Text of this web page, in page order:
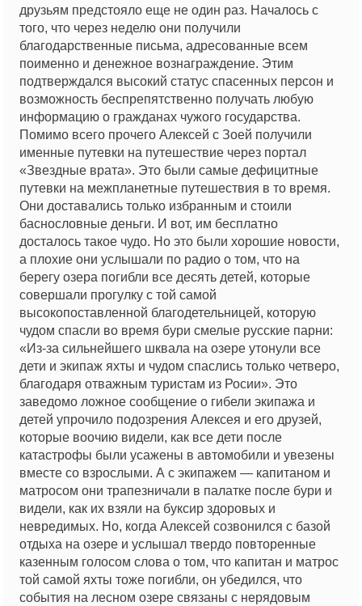
друзьям предстояло еще не один раз. Началось с
того, что через неделю они получили
благодарственные письма, адресованные всем
поименно и денежное вознаграждение. Этим
подтверждался высокий статус спасенных персон и
возможность беспрепятственно получать любую
информацию о гражданах чужого государства.
Помимо всего прочего Алексей с Зоей получили
именные путевки на путешествие через портал
«Звездные врата». Это были самые дефицитные
путевки на межпланетные путешествия в то время.
Они доставались только избранным и стоили
баснословные деньги. И вот, им бесплатно
досталось такое чудо. Но это были хорошие новости,
а плохие они услышали по радио о том, что на
берегу озера погибли все десять детей, которые
совершали прогулку с той самой
высокопоставленной благодетельницей, которую
чудом спасли во время бури смелые русские парни:
«Из-за сильнейшего шквала на озере утонули все
дети и экипаж яхты и чудом спаслись только четверо,
благодаря отважным туристам из Росии». Это
заведомо ложное сообщение о гибели экипажа и
детей упрочило подозрения Алексея и его друзей,
которые воочию видели, как все дети после
катастрофы были усажены в автомобили и увезены
вместе со взрослыми. А с экипажем — капитаном и
матросом они трапезничали в палатке после бури и
видели, как их взяли на буксир здоровых и
невредимых. Но, когда Алексей созвонился с базой
отдыха на озере и услышал твердо повторенные
казенным голосом слова о том, что капитан и матрос
той самой яхты тоже погибли, он убедился, что
события на лесном озере связаны с нерядовым